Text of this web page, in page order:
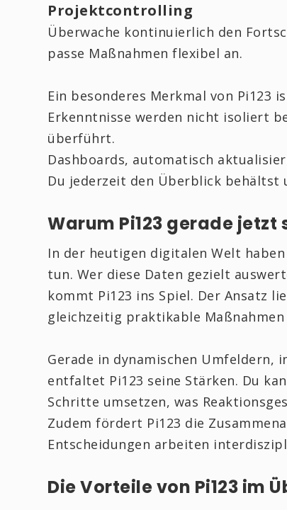
Projektcontrolling
Überwache kontinuierlich den
passe Maßnahmen flexibel an.
Ein besonderes Merkmal von Pi123
Erkenntnisse werden nicht isoliert
überführt.
Dashboards, automatisch
Du jederzeit den Überblick behältst
Warum Pi123 gerade jetzt
In der heutigen digitalen Welt
tun. Wer diese Daten gezielt
kommt Pi123 ins Spiel. Der Ansatz
gleichzeitig praktikable
Gerade in dynamischen Umfeldern,
entfaltet Pi123 seine Stärken. Du
Schritte umsetzen, was
Zudem fördert Pi123 die
Entscheidungen arbeiten
Die Vorteile von Pi123 im